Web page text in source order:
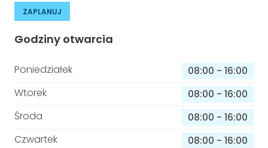
ZAPLANUJ
Godziny otwarcia
Poniedziałek 08:00 - 16:00
Wtorek
08:00 - 16:00
Środa
08:00 - 16:00
Czwartek
08:00 - 16:00